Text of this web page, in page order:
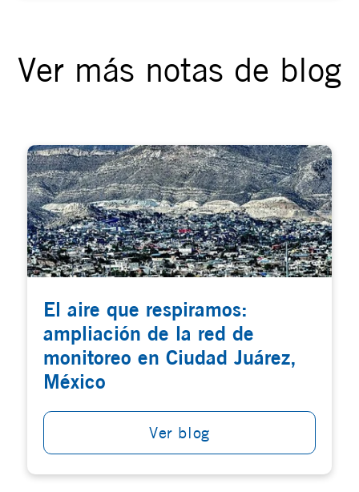
Ver más notas de blog
El aire que respiramos:
ampliación de la red de
monitoreo en Ciudad Juárez,
México
Ver blog